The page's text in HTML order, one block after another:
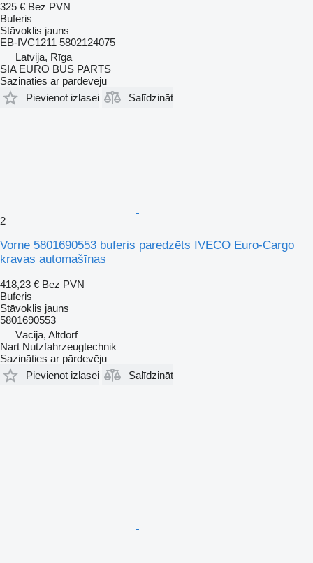
325 € Bez PVN
Buferis
Stāvoklis jauns
EB-IVC1211 5802124075
Latvija, Rīga
SIA EURO BUS PARTS
Sazināties ar pārdevēju
Pievienot izlasei
Salīdzināt
2
Vorne 5801690553 buferis paredzēts IVECO Euro-Cargo
kravas automašīnas
418,23 € Bez PVN
Buferis
Stāvoklis jauns
5801690553
Vācija, Altdorf
Nart Nutzfahrzeugtechnik
Sazināties ar pārdevēju
Pievienot izlasei
Salīdzināt